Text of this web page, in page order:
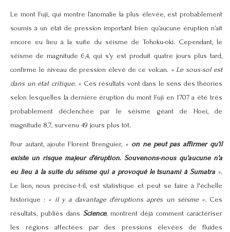
Le mont Fuji, qui montre l’anomalie la plus élevée, est probablement
soumis à un état de pression important bien qu’aucune éruption n’ait
encore eu lieu à la suite du séisme de Tohoku-oki. Cependant, le
séisme de magnitude 6,4, qui s’y est produit quatre jours plus tard,
confirme le niveau de pression élevé de ce volcan. « Le sous-sol est
dans un état critique. » Ces résultats vont dans le sens des théories
selon lesquelles la dernière éruption du mont Fuji en 1707 a été très
probablement déclenchée par le séisme géant de Hoei, de
magnitude 8,7, survenu 49 jours plus tôt.
Pour autant, ajoute Florent Brenguier, « on ne peut pas affirmer qu'il
existe un risque majeur d'éruption. Souvenons-nous qu'aucune n'a
eu lieu à la suite du séisme qui a provoqué le tsunami à Sumatra ».
Le lien, nous précise-t-il, est statistique et peut se faire à l'échelle
historique : « il y a davantage d'éruptions après un séisme ». Ces
résultats, publiés dans Science, montrent déjà comment caractériser
les régions affectées par des pressions élevées de fluides